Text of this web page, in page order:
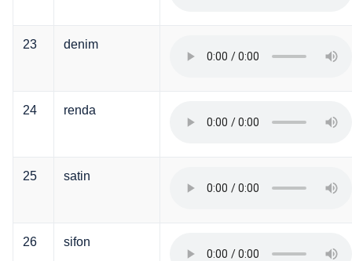
23 denim
24 renda
25 satin
26 sifon